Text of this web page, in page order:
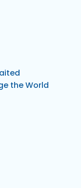
the World